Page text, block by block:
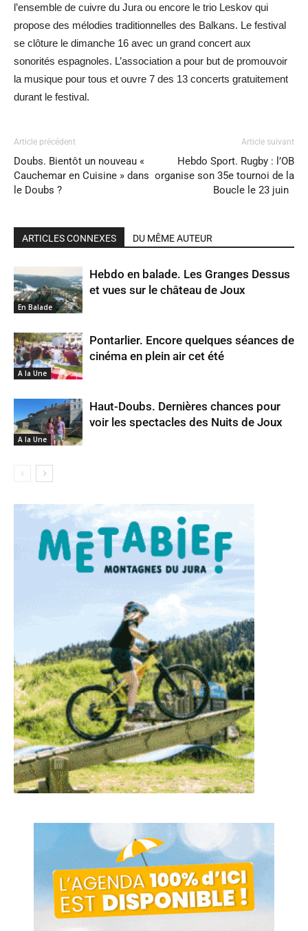
l’ensemble de cuivre du Jura ou encore le trio Leskov qui
propose des mélodies traditionnelles des Balkans. Le festival
se clôture le dimanche 16 avec un grand concert aux
sonorités espagnoles. L’association a pour but de promouvoir
la musique pour tous et ouvre 7 des 13 concerts gratuitement
durant le festival.
Article précédent
Doubs. Bientôt un nouveau «
Cauchemar en Cuisine » dans
le Doubs ?
Article suivant
Hebdo Sport. Rugby : l’OB
organise son 35e tournoi de la
Boucle le 23 juin
ARTICLES CONNEXES DU MÊME AUTEUR
En Balade
Hebdo en balade. Les Granges Dessus
et vues sur le château de Joux
A la Une
Pontarlier. Encore quelques séances de
cinéma en plein air cet été
A la Une
Haut-Doubs. Dernières chances pour
voir les spectacles des Nuits de Joux